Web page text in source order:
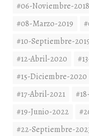
#06-Noviembre-2018
#08-Marzo-2019
#10-Septiembre-
#12-Abril-2020
#15-Diciembre-2020
#17-Abril-2021
#19-Junio-2022
#22-Septiembre-